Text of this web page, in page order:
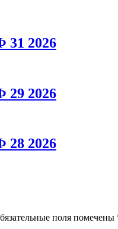
31 2026
29 2026
28 2026
поля помечены